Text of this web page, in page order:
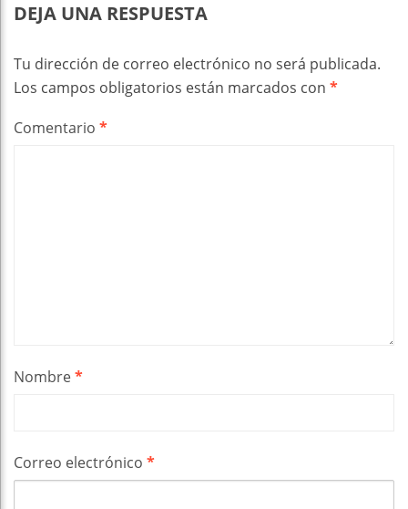
DEJA UNA RESPUESTA
Tu dirección de correo electrónico no será publicada.
Los campos obligatorios están marcados con *
Comentario *
Nombre*
Correo electrónico *